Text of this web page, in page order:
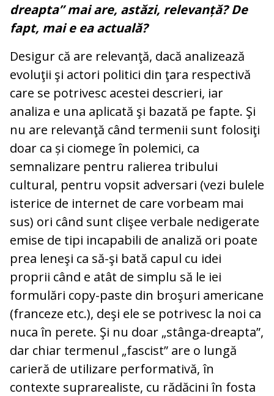
dreapta” mai are, astăzi, relevanță? De
fapt, mai e ea actuală?
Desigur că are relevanţă, dacă analizează
evoluţii şi actori politici din ţara respectivă
care se potrivesc acestei descrieri, iar
analiza e una aplicată şi bazată pe fapte. Şi
nu are relevanţă când termenii sunt folosiţi
doar ca și ciomege în polemici, ca
semnalizare pentru ralierea tribului
cultural, pentru vopsit adversari (vezi bulele
isterice de internet de care vorbeam mai
sus) ori când sunt clişee verbale nedigerate
emise de tipi incapabili de analiză ori poate
prea leneşi ca să-şi bată capul cu idei
proprii când e atât de simplu să le iei
formulări copy-paste din broşuri americane
(franceze etc.), deşi ele se potrivesc la noi ca
nuca în perete. Şi nu doar „stânga-dreapta”,
dar chiar termenul „fascist” are o lungă
carieră de utilizare performativă, în
contexte suprarealiste, cu rădăcini în fosta